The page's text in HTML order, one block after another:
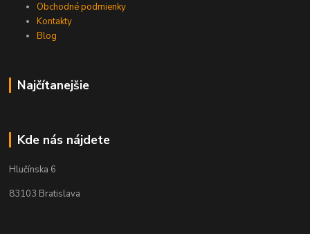
Obchodné podmienky
Kontakty
Blog
Najčítanejšie
Kde nás nájdete
Hlučínska 6
83103 Bratislava